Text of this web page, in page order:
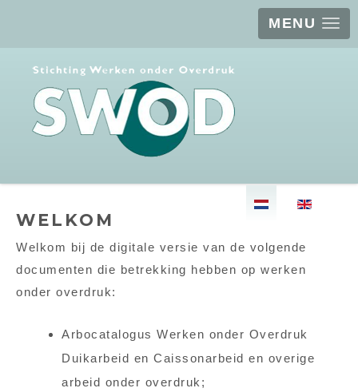
MENU
WELKOM
Welkom bij de digitale versie van de volgende
documenten die betrekking hebben op werken
onder overdruk:
Arbocatalogus Werken onder Overdruk
Duikarbeid en Caissonarbeid en overige
arbeid onder overdruk;